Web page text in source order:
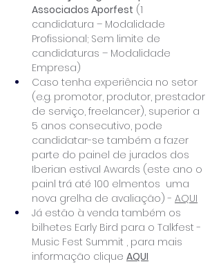
Associados Aporfest (1
candidatura – Modalidade
Profissional; Sem limite de
candidaturas – Modalidade
Empresa)
Caso tenha experiência no setor
(e.g. promotor, produtor, prestador
de serviço, freelancer), superior a
5 anos consecutivo, pode
candidatar-se também a fazer
parte do painel de jurados dos
Iberian estival Awards (este ano o
painl trá até 100 elmentos  uma
nova grelha de avaliação) - AQUI
Já estão à venda também os
bilhetes Early Bird para o Talkfest -
Music Fest Summit , para mais
informação clique AQUI